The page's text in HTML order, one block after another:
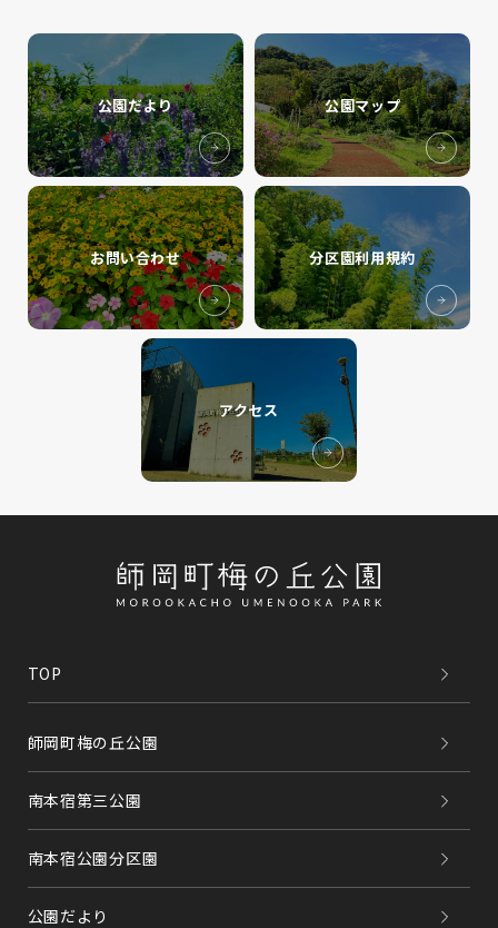
公園だより 公園マップ
お問い合わせ 分区園利用規約
アクセス
TOP
師岡町梅の丘公園
南本宿第三公園
南本宿公園分区園
公園だより